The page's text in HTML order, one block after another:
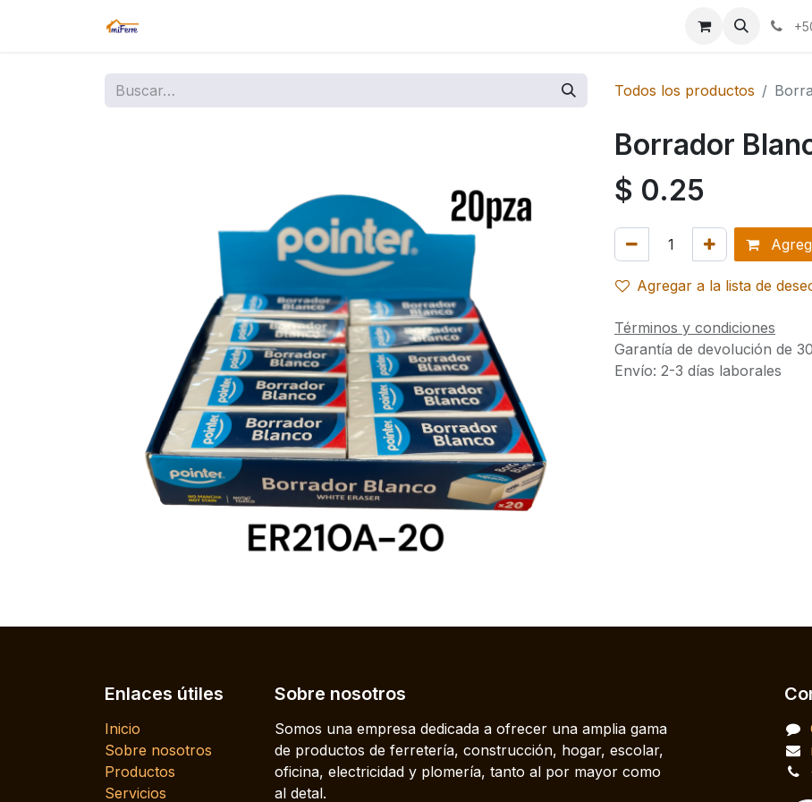
Todos los productos
Borrador
$ 0.25
Agregar a la lista de
Términos y condiciones
Garantía de devolución de
Envío: 2-3 días laborales
Enlaces útiles
Inicio
Sobre nosotros
Productos
Servicios
Sobre nosotros
Somos una empresa dedicada a ofrecer una amplia gama
de productos de ferretería, construcción, hogar, escolar,
oficina, electricidad y plomería, tanto al por mayor como
al detal.